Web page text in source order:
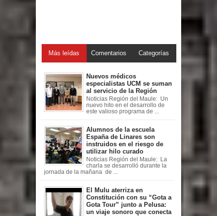
Más leídas Comentarios Categorías
Nuevos médicos
especialistas UCM se suman
al servicio de la Región
Noticias Región del Maule: Un
nuevo hito en el desarrollo de
este valioso programa de ...
Alumnos de la escuela
España de Linares son
instruidos en el riesgo de
utilizar hilo curado
Noticias Región del Maule: La
charla se desarrolló durante la
jornada de la mañana de ...
El Mulu aterriza en
Constitución con su “Gota a
Gota Tour” junto a Pelusa:
un viaje sonoro que conecta